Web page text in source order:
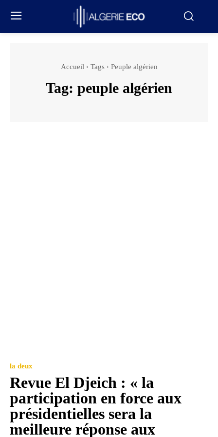
Accueil Tags Peuple algérien
Tag: peuple algérien
la deux
Revue El Djeich : « la
participation en force aux
présidentielles sera la
meilleure réponse aux